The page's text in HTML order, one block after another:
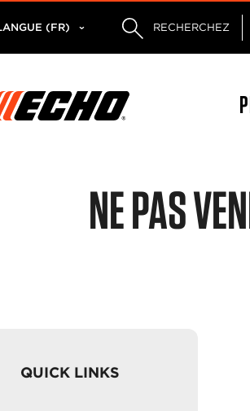
(FR) RECHERCHEZ
NE PAS
QUICK LINKS